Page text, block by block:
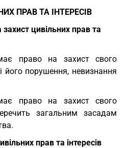
ПРАВ ТА ІНТЕРЕСІВ
цивільних прав та
право на захист свого
його порушення, невизнання
право на захист свого
загальним засадам
прав та інтересів